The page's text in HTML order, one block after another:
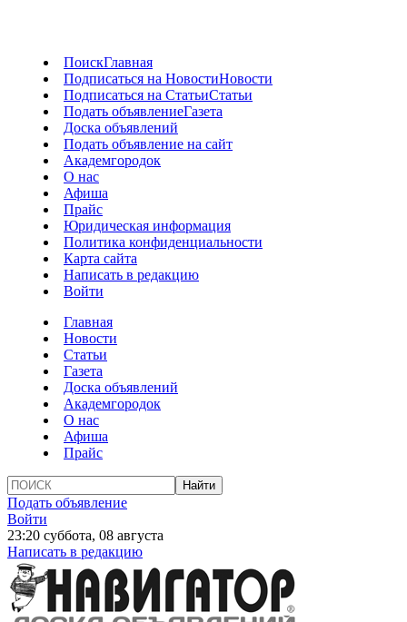
ПоискГлавная
Подписаться на НовостиНовости
Подписаться на СтатьиСтатьи
Подать объявлениеГазета
Доска объявлений
Подать объявление на сайт
Академгородок
О нас
Афиша
Прайс
Юридическая информация
Политика конфиденциальности
Карта сайта
Написать в редакцию
Войти
Главная
Новости
Статьи
Газета
Доска объявлений
Академгородок
О нас
Афиша
Прайс
Подать объявление
Войти
23:20 суббота, 08 августа
Написать в редакцию